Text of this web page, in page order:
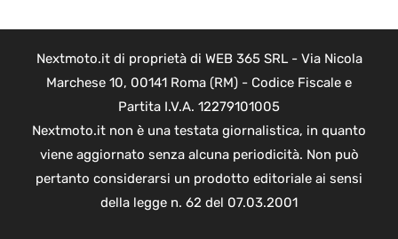
Nextmoto.it di proprietà di WEB 365 SRL - Via Nicola
Marchese 10, 00141 Roma (RM) - Codice Fiscale e
Partita I.V.A. 12279101005
Nextmoto.it non è una testata giornalistica, in quanto
viene aggiornato senza alcuna periodicità. Non può
pertanto considerarsi un prodotto editoriale ai sensi
della legge n. 62 del 07.03.2001